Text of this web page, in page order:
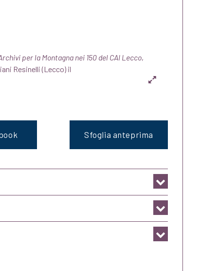
per la Montagna nei 150 del CAI Lecco,
Resinelli (Lecco) il
Sfoglia anteprima